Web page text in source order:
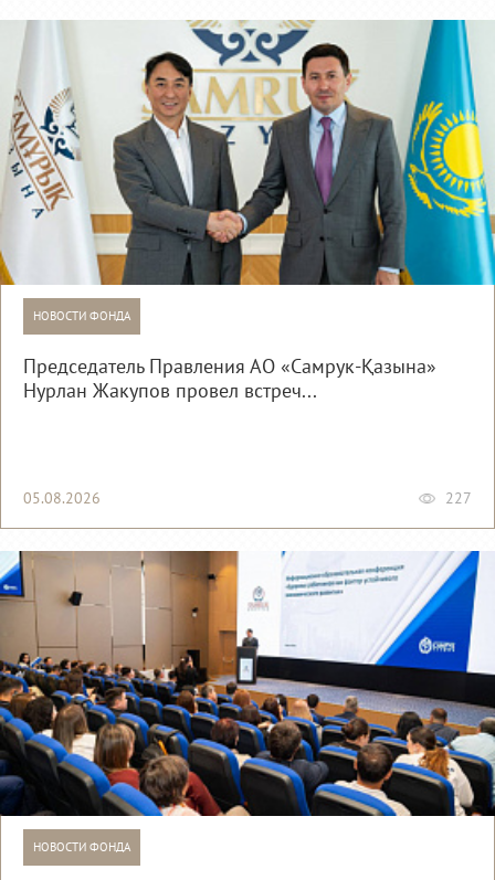
НОВОСТИ ФОНДА
Председатель Правления АО «Самрук-Қазына»
Нурлан Жакупов провел встреч...
05.08.2026 227
НОВОСТИ ФОНДА